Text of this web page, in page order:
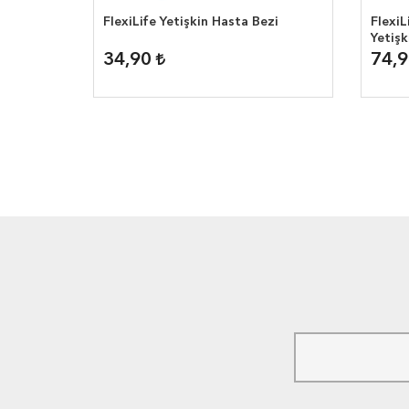
FlexiLife Yetişkin Hasta Bezi
34,90